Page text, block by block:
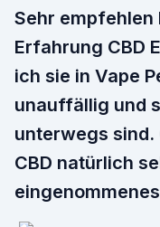
Sehr empfehlen
Erfahrung CBD
ich sie in Vape
unauffällig und
unterwegs
CBD natürlich